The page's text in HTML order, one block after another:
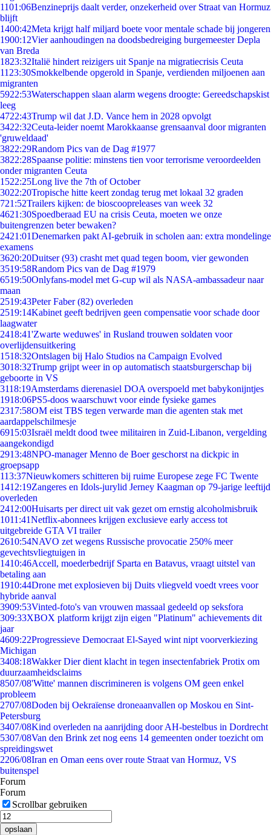
1101:06Benzineprijs daalt verder, onzekerheid over Straat van Hormuz
blijft
1400:42Meta krijgt half miljard boete voor mentale schade bij jongeren
1900:12Vier aanhoudingen na doodsbedreiging burgemeester Depla
van Breda
1823:32Italië hindert reizigers uit Spanje na migratiecrisis Ceuta
11 23:30Smokkelbende opgerold in Spanje, verdienden miljoenen aan
migranten
5922:53Waterschappen slaan alarm wegens droogte: Gereedschapskist
leeg
4722:43Trump wil dat J.D. Vance hem in 2028 opvolgt
3422:32Ceuta-leider noemt Marokkaanse grensaanval door migranten
'gruweldaad'
3822:29Random Pics van de Dag #1977
3822:28Spaanse politie: minstens tien voor terrorisme veroordeelden
onder migranten Ceuta
1522:25Long live the 7th of October
3022:20Tropische hitte keert zondag terug met lokaal 32 graden
721:52Trailers kijken: de bioscoopreleases van week 32
4621:30Spoedberaad EU na crisis Ceuta, moeten we onze
buitengrenzen beter bewaken?
2421:01Denemarken pakt AI-gebruik in scholen aan: extra mondelinge
examens
3620:20Duitser (93) crasht met quad tegen boom, vier gewonden
3519:58Random Pics van de Dag #1979
6519:50Onlyfans-model met G-cup wil als NASA-ambassadeur naar
maan
2519:43Peter Faber (82) overleden
2519:14Kabinet geeft bedrijven geen compensatie voor schade door
laagwater
2418:41'Zwarte weduwes' in Rusland trouwen soldaten voor
overlijdensuitkering
1518:32Ontslagen bij Halo Studios na Campaign Evolved
3018:32Trump grijpt weer in op automatisch staatsburgerschap bij
geboorte in VS
3118:19Amsterdams dierenasiel DOA overspoeld met babykonijntjes
1918:06PS5-doos waarschuwt voor einde fysieke games
2317:58OM eist TBS tegen verwarde man die agenten stak met
aardappelschilmesje
6915:03Israël meldt dood twee militairen in Zuid-Libanon, vergelding
aangekondigd
2913:48NPO-manager Menno de Boer geschorst na dickpic in
groepsapp
113:37Nieuwkomers schitteren bij ruime Europese zege FC Twente
1412:19Zangeres en Idols-jurylid Jerney Kaagman op 79-jarige leeftijd
overleden
2412:00Huisarts per direct uit vak gezet om ernstig alcoholmisbruik
1011:41Netflix-abonnees krijgen exclusieve early access tot
uitgebreide GTA VI trailer
2610:54NAVO zet wegens Russische provocatie 250% meer
gevechtsvliegtuigen in
1410:46Accell, moederbedrijf Sparta en Batavus, vraagt uitstel van
betaling aan
1910:44Drone met explosieven bij Duits vliegveld voedt vrees voor
hybride aanval
3909:53Vinted-foto's van vrouwen massaal gedeeld op seksfora
309:33XBOX platform krijgt zijn eigen "Platinum" achievements dit
jaar
4609:22Progressieve Democraat El-Sayed wint nipt voorverkiezing
Michigan
3408:18Wakker Dier dient klacht in tegen insectenfabriek Protix om
duurzaamheidsclaims
8507/08'Witte' mannen discrimineren is volgens OM geen enkel
probleem
2707/08Doden bij Oekraïense droneaanvallen op Moskou en Sint-
Petersburg
3407/08Kind overleden na aanrijding door AH-bestelbus in Dordrecht
5307/08Van den Brink zet nog eens 14 gemeenten onder toezicht om
spreidingswet
2206/08Iran en Oman eens over route Straat van Hormuz, VS
buitenspel
Forum
Forum
Scrollbar gebruiken
opslaan